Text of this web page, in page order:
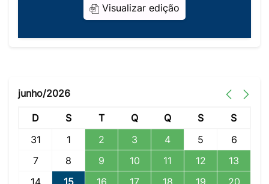
Visualizar edição
junho/2026
D S T Q Q S
S
31
1 2 3 4 5
6
7
8 9 10 11 12
13